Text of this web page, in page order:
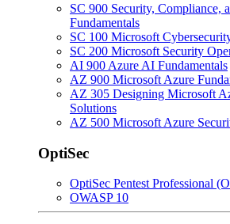
SC 900 Security, Compliance,
Fundamentals
SC 100 Microsoft
SC 200 Microsoft Security
AI 900 Azure AI Fundamentals
AZ 900 Microsoft Azure
AZ 305 Designing Microsoft
Solutions
AZ 500 Microsoft Azure
OptiSec
OptiSec Pentest Professional
OWASP 10